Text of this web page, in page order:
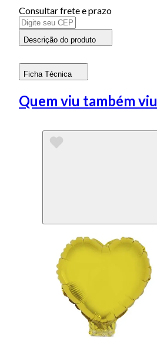
Consultar frete e prazo
Descrição do produto
Ficha Técnica
Quem viu também viu